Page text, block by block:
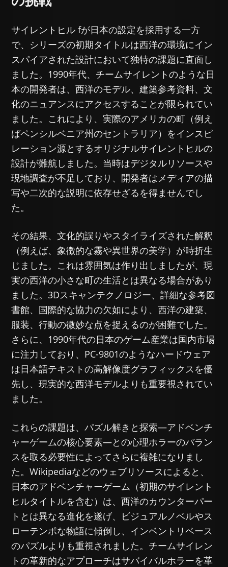
サイレントヒル fが日本の設定を採用する一方
で、シリーズの初期タイトルは西洋の環境にイン
スパイアされた設計において独特の課題に直面し
ました。1990年代、チームサイレントのような日
本の開発者は、西洋のモデル、建築参考資料、文
化のニュアンスにアクセスすることが限られてい
ました。これにより、実際のアメリカの町（例え
ばペンシルベニア州のセントラリア）をインスピ
レーション源とするオリジナルサイレントヒルの
設計が難航しました。当時はデジタルリソースや
現地調査が不足しており、開発者はメディアの描
写や二次的な説明に依存せざるを得ませんでし
た。
その結果、文化的誤りやスタイライズされた解釈
（例えば、象徴的な霧や異世界の美学）が時折生
じました。これは雰囲気は作り出しましたが、現
実の西洋の小さな町の生活とは異なる場合があり
ました。3Dスキャンテクノロジー、詳細な参考図
書館、国際的な協力の欠如により、西洋の建築、
服装、行動の微妙な点を捉えるのが困難でした。
さらに、1990年代の日本のゲーム産業は国内市場
に注力しており、PC-9801のようなハードウェア
は日本語テキストの高解像度グラフィックスを優
先し、現実的な西洋モデルよりも重要視されてい
ました。
これらの課題は、パズル解きと探索—アドベンチ
ャーゲームの核心要素—との心理ホラーのバラン
スを取る必要性によってさらに複雑になりまし
た。Wikipediaなどのウェブリソースによると、
日本のアドベンチャーゲーム（初期のサイレント
ヒルタイトルを含む）は、西洋のカウンターパー
トとは異なる進化を遂げ、ビジュアルノベルやス
ローテンポな物語に傾倒し、インベントリベース
のパズルよりも重視されました。チームサイレン
トの革新的なアプローチはサバイバルホラーを革